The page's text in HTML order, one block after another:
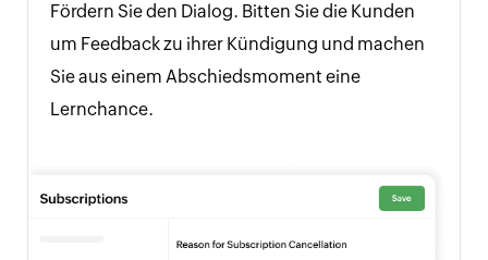
Fördern Sie den Dialog. Bitten Sie die Kunden
um Feedback zu ihrer Kündigung und machen
Sie aus einem Abschiedsmoment eine
Lernchance.